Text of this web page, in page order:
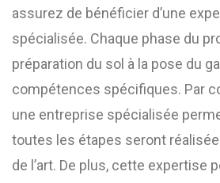
assurez de bénéficier d’une
spécialisée. Chaque phase du
préparation du sol à la pose du
compétences spécifiques. Par
une entreprise spécialisée
toutes les étapes seront
de l’art. De plus, cette expertise